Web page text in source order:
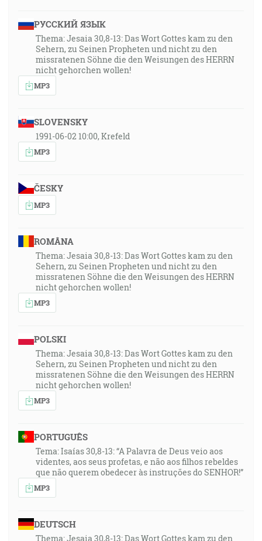
РУССКИЙ ЯЗЫК
Thema: Jesaia 30,8-13: Das Wort Gottes kam zu den
Sehern, zu Seinen Propheten und nicht zu den
missratenen Söhne die den Weisungen des HERRN
nicht gehorchen wollen!
MP3
SLOVENSKY
1991-06-02 10:00, Krefeld
MP3
ČESKY
MP3
ROMÂNA
Thema: Jesaia 30,8-13: Das Wort Gottes kam zu den
Sehern, zu Seinen Propheten und nicht zu den
missratenen Söhne die den Weisungen des HERRN
nicht gehorchen wollen!
MP3
POLSKI
Thema: Jesaia 30,8-13: Das Wort Gottes kam zu den
Sehern, zu Seinen Propheten und nicht zu den
missratenen Söhne die den Weisungen des HERRN
nicht gehorchen wollen!
MP3
PORTUGUÊS
Tema: Isaías 30,8-13: “A Palavra de Deus veio aos
videntes, aos seus profetas, e não aos filhos rebeldes
que não querem obedecer às instruções do SENHOR!”
MP3
DEUTSCH
Thema: Jesaia 30,8-13: Das Wort Gottes kam zu den